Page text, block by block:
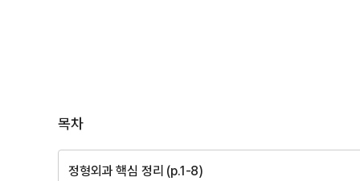
목차
정형외과 핵심 정리 (p.1-8)